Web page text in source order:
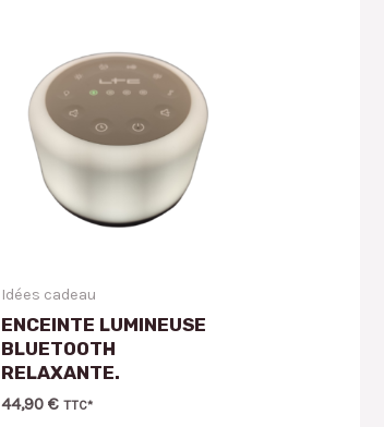
Idées cadeau
ENCEINTE LUMINEUSE
BLUETOOTH
RELAXANTE.
44,90 € TTC*